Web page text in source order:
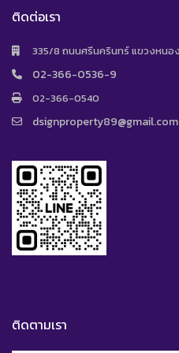
ติดต่อเรา
335/8 ถนนศรีนครินทร์ แขวงหนอ
02-366-0536-9
02-366-0540
dsignproperty89@gmail.com
ติดตามเรา